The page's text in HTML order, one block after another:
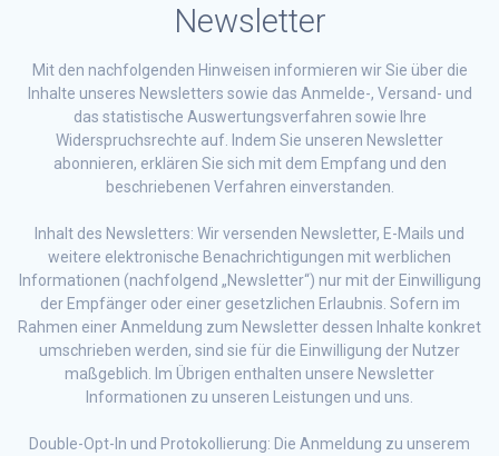
Newsletter
Mit den nachfolgenden Hinweisen informieren wir Sie über die
Inhalte unseres Newsletters sowie das Anmelde-, Versand- und
das statistische Auswertungsverfahren sowie Ihre
Widerspruchsrechte auf. Indem Sie unseren Newsletter
abonnieren, erklären Sie sich mit dem Empfang und den
beschriebenen Verfahren einverstanden.
Inhalt des Newsletters: Wir versenden Newsletter, E-Mails und
weitere elektronische Benachrichtigungen mit werblichen
Informationen (nachfolgend „Newsletter“) nur mit der Einwilligung
der Empfänger oder einer gesetzlichen Erlaubnis. Sofern im
Rahmen einer Anmeldung zum Newsletter dessen Inhalte konkret
umschrieben werden, sind sie für die Einwilligung der Nutzer
maßgeblich. Im Übrigen enthalten unsere Newsletter
Informationen zu unseren Leistungen und uns.
Double-Opt-In und Protokollierung: Die Anmeldung zu unserem